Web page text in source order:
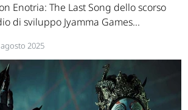
Enotria: The Last Song dello scorso
di sviluppo Jyamma Games...
2025